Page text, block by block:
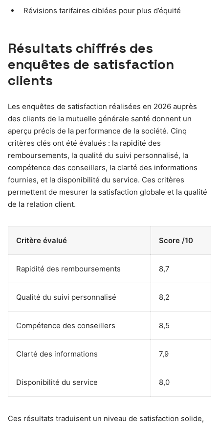
Révisions tarifaires ciblées pour plus d’équité
Résultats chiffrés des
enquêtes de satisfaction
clients
Les enquêtes de satisfaction réalisées en 2026 auprès
des clients de la mutuelle générale santé donnent un
aperçu précis de la performance de la société. Cinq
critères clés ont été évalués : la rapidité des
remboursements, la qualité du suivi personnalisé, la
compétence des conseillers, la clarté des informations
fournies, et la disponibilité du service. Ces critères
permettent de mesurer la satisfaction globale et la qualité
de la relation client.
Critère évalué Score /10
Rapidité des remboursements 8,7
Qualité du suivi personnalisé 8,2
Compétence des conseillers 8,5
Clarté des informations 7,9
Disponibilité du service 8,0
Ces résultats traduisent un niveau de satisfaction solide,